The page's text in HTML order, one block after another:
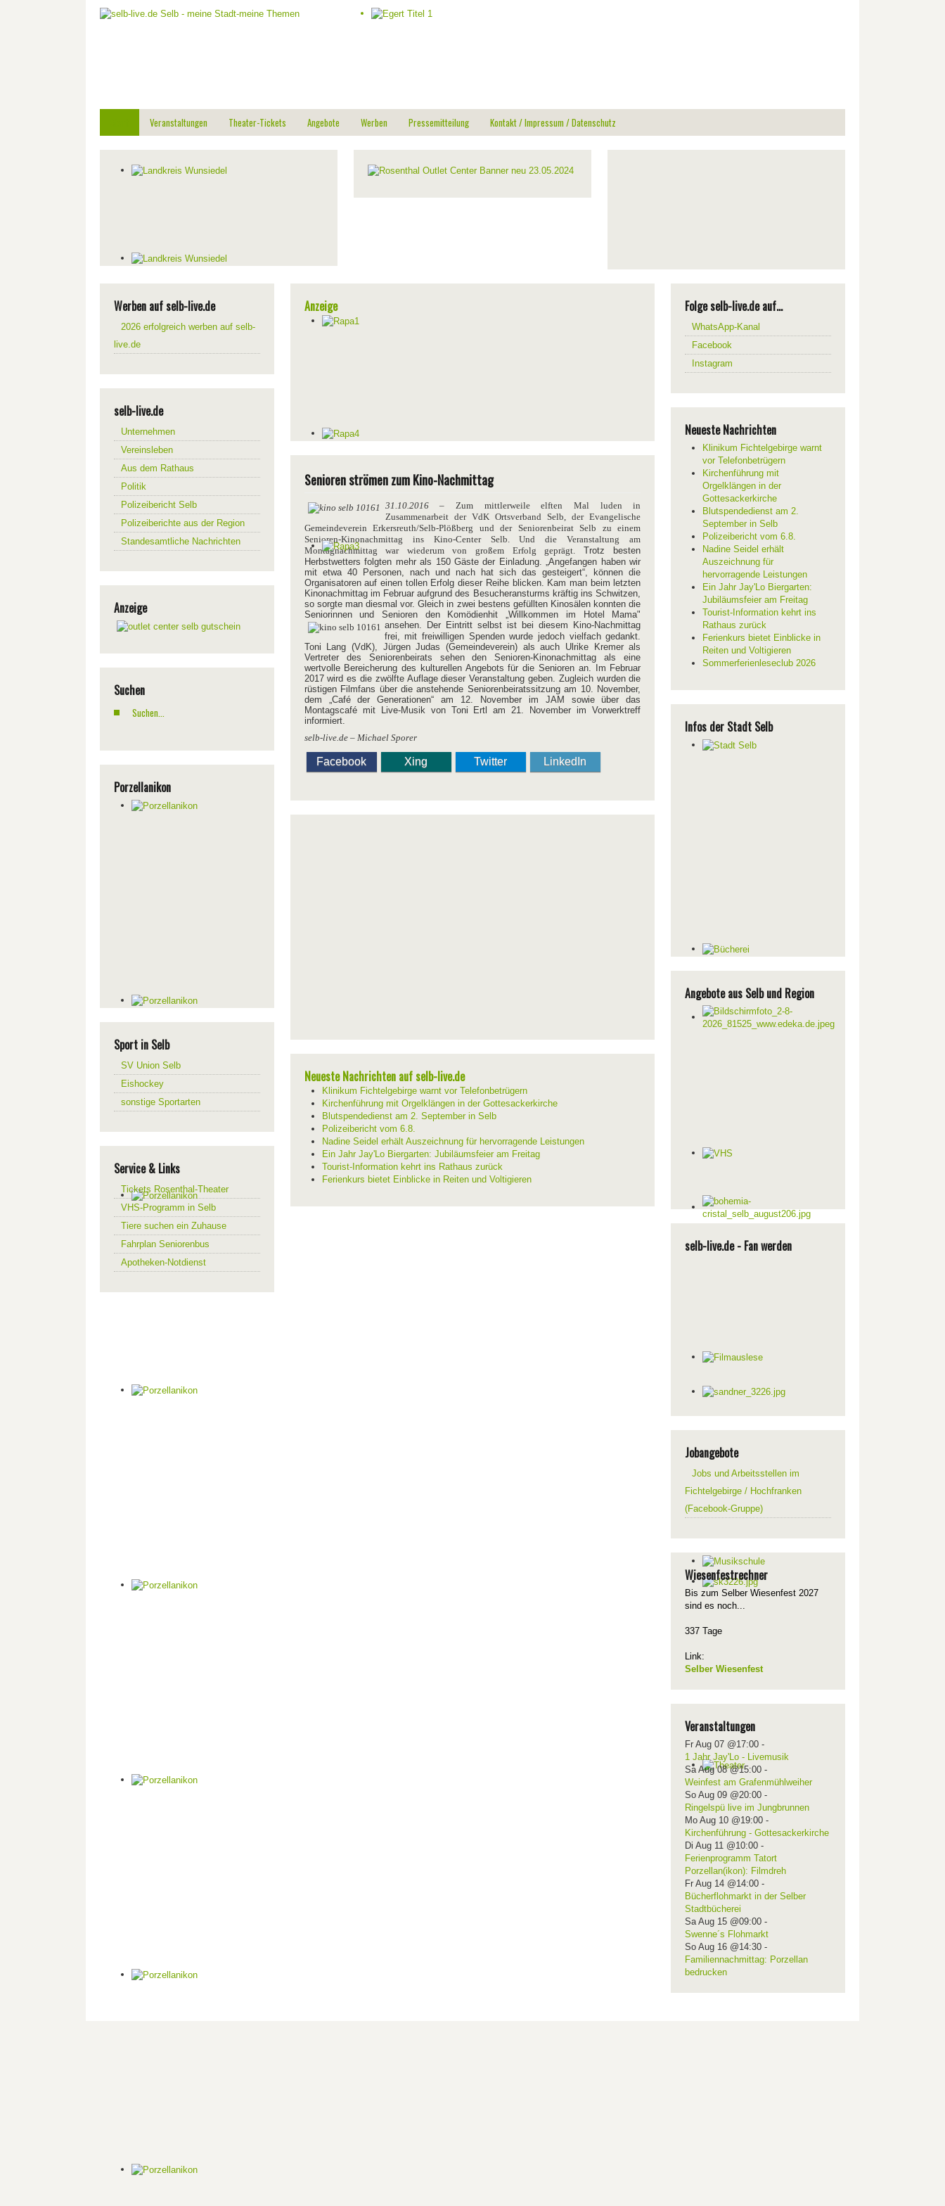
Veranstaltungen Theater-Tickets Angebote Werben Pressemitteilung Kontakt / Impressum / Datenschutz
Werben auf selb-live.de
2026 erfolgreich werben auf selb-
live.de
selb-live.de
Unternehmen
Vereinsleben
Aus dem Rathaus
Politik
Polizeibericht Selb
Polizeiberichte aus der Region
Standesamtliche Nachrichten
Anzeige
Suchen
Porzellanikon
Sport in Selb
SV Union Selb
Eishockey
sonstige Sportarten
Service & Links
Tickets Rosenthal-Theater
VHS-Programm in Selb
Tiere suchen ein Zuhause
Fahrplan Seniorenbus
Apotheken-Notdienst
Anzeige
Senioren strömen zum Kino-Nachmittag
31.10.2016– Zum mittlerweile elften Mal luden in
Zusammenarbeit der VdK Ortsverband Selb, der Evangelische
Gemeindeverein Erkersreuth/Selb-Plößberg und der Seniorenbeirat Selb zu einem
Senioren-Kinonachmittag ins Kino-Center Selb. Und die Veranstaltung am
Montagnachmittag war wiederum von großem Erfolg geprägt. Trotz besten
Herbstwetters folgten mehr als 150 Gäste der Einladung. „Angefangen haben wir
mit etwa 40 Personen, nach und nach hat sich das gesteigert“, können die
Organisatoren auf einen tollen Erfolg dieser Reihe blicken. Kam man beim letzten
Kinonachmittag im Februar aufgrund des Besucheransturms kräftig ins Schwitzen,
so sorgte man diesmal vor. Gleich in zwei bestens gefüllten Kinosälen konnten die
Seniorinnen und Senioren den Komödienhit „Willkommen im Hotel Mama"
ansehen. Der Eintritt selbst ist beidiesem Kino-Nachmittag
frei, mit freiwilligen Spenden wurde jedoch vielfach gedankt.
Toni Lang (VdK), Jürgen Judas (Gemeindeverein) als auch Ulrike Kremer als
Vertreter des Seniorenbeirats sehen den Senioren-Kinonachmittag als eine
wertvolle Bereicherung des kulturellen Angebots für die Senioren an. Im Februar
2017 wird es die zwölfte Auflage dieser Veranstaltung geben. Zugleich wurden die
rüstigen Filmfans über die anstehende Seniorenbeiratssitzung am 10. November,
dem „Café der Generationen“ am 12. November im JAM sowie über das
Montagscafé mit Live-Musik von Toni Ertl am 21. November im Vorwerktreff
informiert.
selb-live.de – Michael Sporer
Facebook Xing Twitter LinkedIn
Neueste Nachrichten auf selb-live.de
Klinikum Fichtelgebirge warnt vor Telefonbetrügern
Kirchenführung mit Orgelklängen in der Gottesackerkirche
Blutspendedienst am 2. September in Selb
Polizeibericht vom 6.8.
Nadine Seidel erhält Auszeichnung für hervorragende Leistungen
Ein Jahr Jay'Lo Biergarten: Jubiläumsfeier am Freitag
Tourist-Information kehrt ins Rathaus zurück
Ferienkurs bietet Einblicke in Reiten und Voltigieren
Folge selb-live.de auf...
WhatsApp-Kanal
Facebook
Instagram
Neueste Nachrichten
Klinikum Fichtelgebirge warnt
vor Telefonbetrügern
Kirchenführung mit
Orgelklängen in der
Gottesackerkirche
Blutspendedienst am 2.
September in Selb
Polizeibericht vom 6.8.
Nadine Seidel erhält
Auszeichnung für
hervorragende Leistungen
Ein Jahr Jay'Lo Biergarten:
Jubiläumsfeier am Freitag
Tourist-Information kehrt ins
Rathaus zurück
Ferienkurs bietet Einblicke in
Reiten und Voltigieren
Sommerferienleseclub 2026
Infos der Stadt Selb
Angebote aus Selb und Region
selb-live.de - Fan werden
Jobangebote
Jobs und Arbeitsstellen im
Fichtelgebirge / Hochfranken
(Facebook-Gruppe)
Wiesenfestrechner
Bis zum Selber Wiesenfest 2027
sind es noch...
337 Tage
Link:
Selber Wiesenfest
Veranstaltungen
Fr Aug 07 @17:00-
1 Jahr Jay'Lo - Livemusik
Sa Aug 08 @15:00-
Weinfest am Grafenmühlweiher
So Aug 09 @20:00-
Ringelspü live im Jungbrunnen
Mo Aug 10 @19:00-
Kirchenführung - Gottesackerkirche
Di Aug 11 @10:00-
Ferienprogramm Tatort
Porzellan(ikon): Filmdreh
Fr Aug 14 @14:00-
Bücherflohmarkt in der Selber
Stadtbücherei
Sa Aug 15 @09:00-
Swenne´s Flohmarkt
So Aug 16 @14:30-
Familiennachmittag: Porzellan
bedrucken